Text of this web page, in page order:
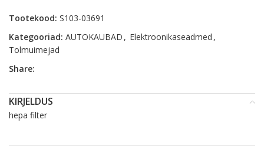
Tootekood: S103-03691
Kategooriad: AUTOKAUBAD , Elektroonikaseadmed ,
Tolmuimejad
Share:
KIRJELDUS
hepa filter